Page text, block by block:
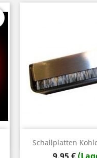
Schallplatten
Preis
